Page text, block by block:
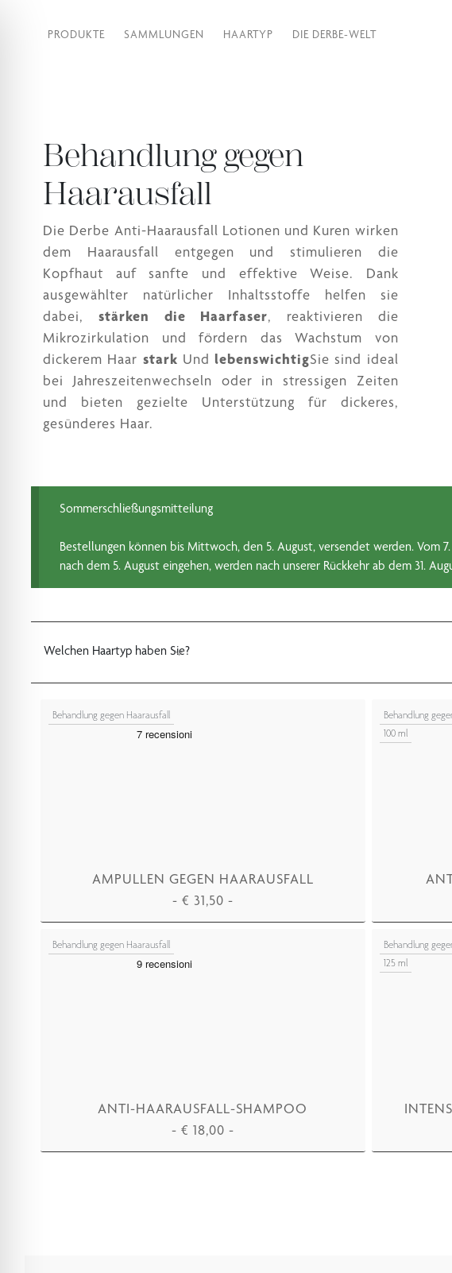
PRODUKTE SAMMLUNGEN HAARTYP DIE DERBE-WELT
Behandlung gegen
Haarausfall
Die Derbe Anti-Haarausfall Lotionen und Kuren wirken
dem Haarausfall entgegen und stimulieren die
Kopfhaut auf sanfte und effektive Weise. Dank
ausgewählter natürlicher Inhaltsstoffe helfen sie
dabei, stärken die Haarfaser, reaktivieren die
Mikrozirkulation und fördern das Wachstum von
dickerem Haar stark Und lebenswichtigSie sind ideal
bei Jahreszeitenwechseln oder in stressigen Zeiten
und bieten gezielte Unterstützung für dickeres,
gesünderes Haar.
Sommerschließungsmitteilung
Bestellungen können bis Mittwoch, den 5. August, versendet werden. Vom
nach dem 5. August eingehen, werden nach unserer Rückkehr ab dem 31.
Welchen Haartyp haben Sie?
Behandlung gegen Haarausfall
AMPULLEN GEGEN HAARAUSFALL
- € 31,50 -
IN DEN WARENKORB LEGEN
Behandlung
100 ml
Behandlung gegen Haarausfall
ANTI-HAARAUSFALL-SHAMPOO
- € 18,00 -
Behandlung
125 ml